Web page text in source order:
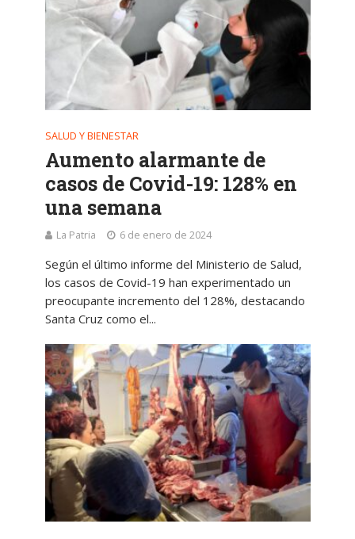
SALUD Y BIENESTAR
Aumento alarmante de
casos de Covid-19: 128% en
una semana
La Patria 6 de enero de 2024
Según el último informe del Ministerio de Salud,
los casos de Covid-19 han experimentado un
preocupante incremento del 128%, destacando
Santa Cruz como el...